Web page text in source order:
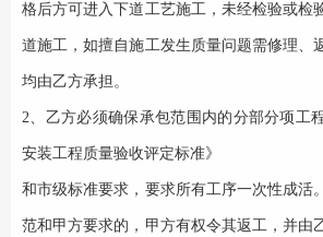
格后方可进入下道工艺施工，未经检验或检
道施工，如擅自施工发生质量问题需修理、
均由乙方承担。
2、 乙方必须确保承包范围内的分部分项工
安装工程质量验收评定标准》
和市级标准要求，要求所有工序一次性成活
范和甲方要求的，甲方有权令其返工，并由